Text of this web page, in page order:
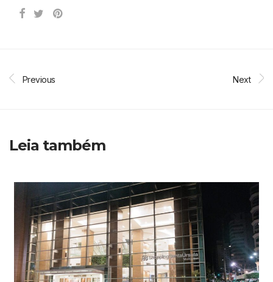
Previous Next
Leia também